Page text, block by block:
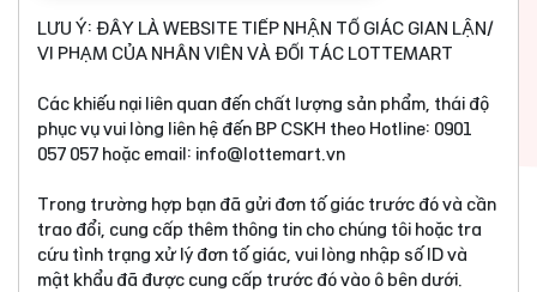
LƯU Ý: ĐÂY LÀ WEBSITE TIẾP NHẬN TỐ GIÁC GIAN LẬN/
VI PHẠM CỦA NHÂN VIÊN VÀ ĐỐI TÁC LOTTEMART
Các khiếu nại liên quan đến chất lượng sản phẩm, thái độ
phục vụ vui lòng liên hệ đến BP CSKH theo Hotline: 0901
057 057 hoặc email: info@lottemart.vn
Trong trường hợp bạn đã gửi đơn tố giác trước đó và cần
trao đổi, cung cấp thêm thông tin cho chúng tôi hoặc tra
cứu tình trạng xử lý đơn tố giác, vui lòng nhập số ID và
mật khẩu đã được cung cấp trước đó vào ô bên dưới.